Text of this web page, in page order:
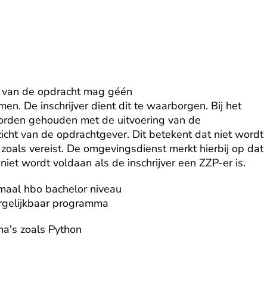
de opdracht mag géén
De inschrijver dient dit te waarborgen. Bij het
gehouden met de uitvoering van de
van de opdrachtgever. Dit betekent dat niet wordt
vereist. De omgevingsdienst merkt hierbij op dat
wordt voldaan als de inschrijver een ZZP-er is.
hbo bachelor niveau
programma
zoals Python